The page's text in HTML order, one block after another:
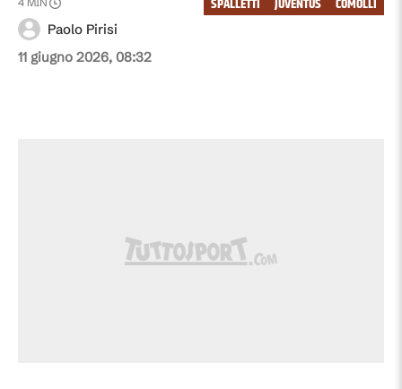
11 giugno 2026, 08:32
Paolo Pirisi